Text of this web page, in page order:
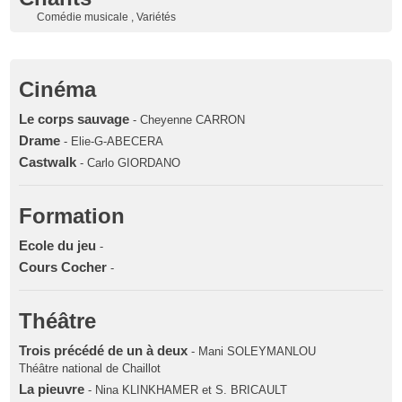
Comédie musicale , Variétés
Cinéma
Le corps sauvage - Cheyenne CARRON
Drame - Elie-G-ABECERA
Castwalk - Carlo GIORDANO
Formation
Ecole du jeu -
Cours Cocher -
Théâtre
Trois précédé de un à deux - Mani SOLEYMANLOU
Théâtre national de Chaillot
La pieuvre - Nina KLINKHAMER et S. BRICAULT